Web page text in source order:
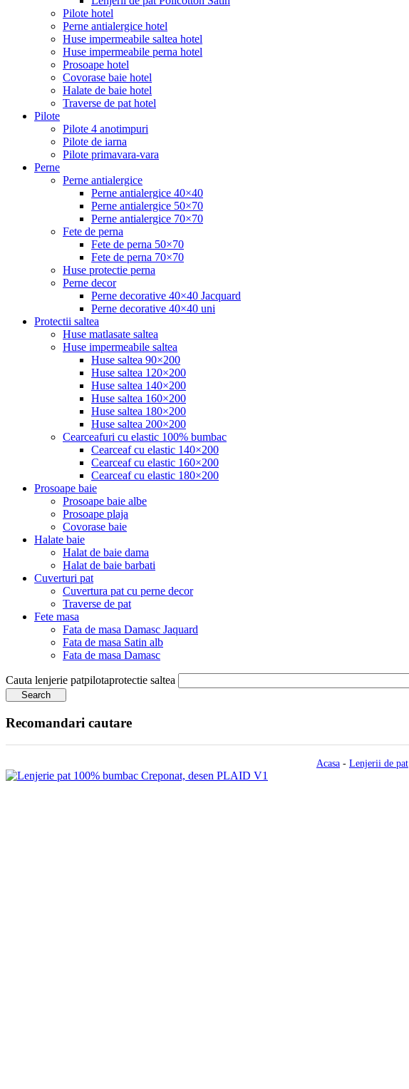
Pilote hotel
Perne antialergice hotel
Huse impermeabile saltea hotel
Huse impermeabile perna hotel
Prosoape hotel
Covorase baie hotel
Halate de baie hotel
Traverse de pat hotel
Pilote
Pilote 4 anotimpuri
Pilote de iarna
Pilote primavara-vara
Perne
Perne antialergice
Perne antialergice 40×40
Perne antialergice 50×70
Perne antialergice 70×70
Fete de perna
Fete de perna 50×70
Fete de perna 70×70
Huse protectie perna
Perne decor
Perne decorative 40×40 Jacquard
Perne decorative 40×40 uni
Protectii saltea
Huse matlasate saltea
Huse impermeabile saltea
Huse saltea 90×200
Huse saltea 120×200
Huse saltea 140×200
Huse saltea 160×200
Huse saltea 180×200
Huse saltea 200×200
Cearceafuri cu elastic 100% bumbac
Cearceaf cu elastic 140×200
Cearceaf cu elastic 160×200
Cearceaf cu elastic 180×200
Prosoape baie
Prosoape baie albe
Prosoape plaja
Covorase baie
Halate baie
Halat de baie dama
Halat de baie barbati
Cuverturi pat
Cuvertura pat cu perne decor
Traverse de pat
Fete masa
Fata de masa Damasc Jaquard
Fata de masa Satin alb
Fata de masa Damasc
Cauta lenjerie patpilotaprotectie saltea
Search
Recomandari cautare
Acasa - Lenjerii de pat